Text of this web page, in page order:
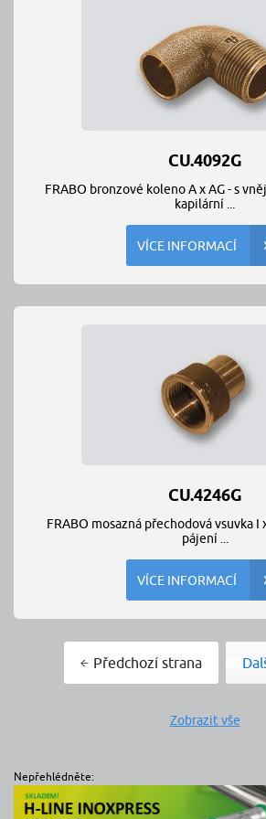
CU.4092G
FRABO bronzové koleno A x AG - s
kapilární ...
VÍCE INFORMACÍ
CU.4246G
FRABO mosazná přechodová vsuvka I
pájení ...
VÍCE INFORMACÍ
Předchozí strana
Zobrazit vše
Nepřehlédněte: